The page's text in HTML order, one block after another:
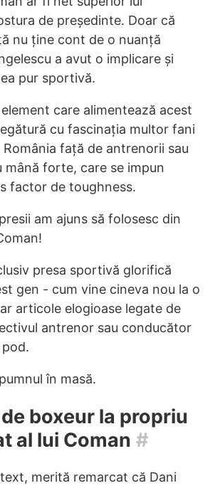
de președinte. Doar că
nu ține cont de o nuanță
a avut o implicare și
pur sportivă.
care alimentează acest
cu fascinația multor fani
față de antrenorii sau
mână forte, care se impun
factor de toughness.
am ajuns să folosesc din
presa sportivă glorifică
gen - cum vine cineva nou la o
articole elogioase legate de
antrenor sau conducător
în masă.
boxeur la propriu
al lui Coman #
merită remarcat că Dani